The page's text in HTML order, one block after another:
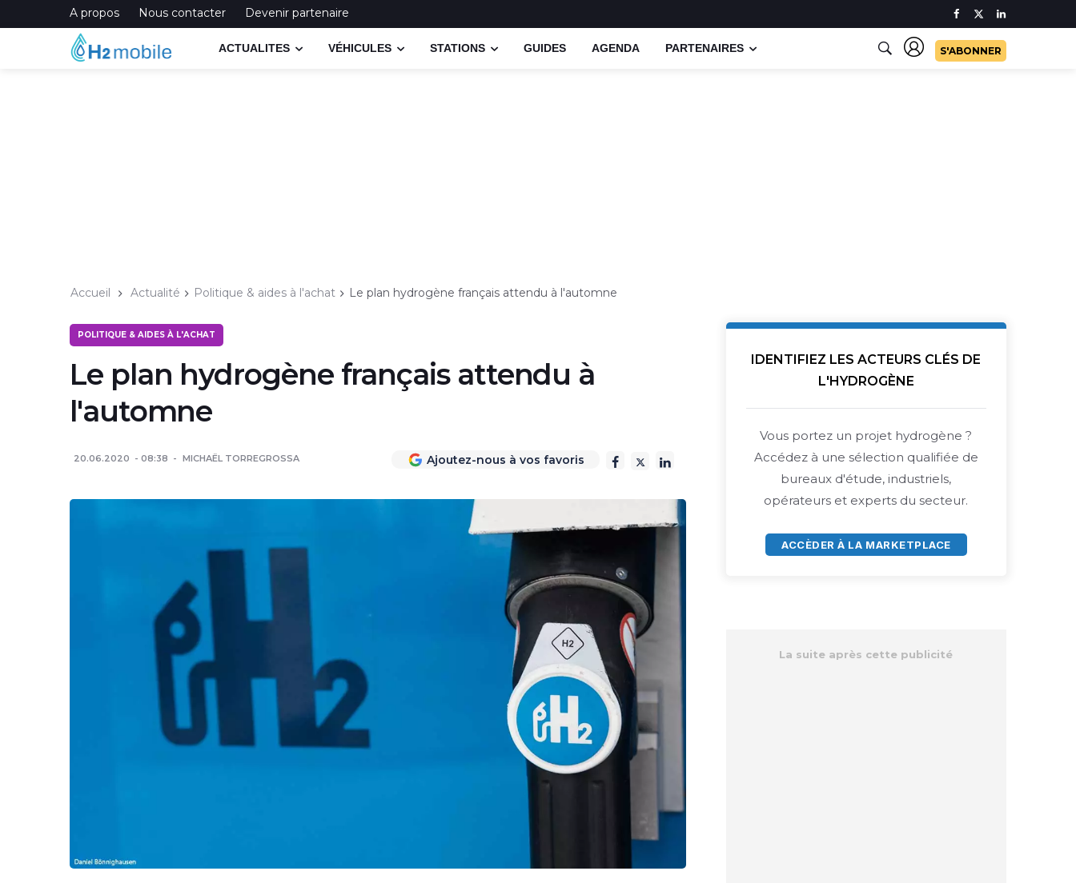
A propos Nous contacter Devenir partenaire
ACTUALITES VÉHICULES STATIONS GUIDES AGENDA PARTENAIRES S'ABONNER
Accueil Actualité Politique & aides à l'achat Le plan hydrogène français attendu à l'automne
POLITIQUE & AIDES À L'ACHAT
Le plan hydrogène français attendu à
l'automne
20.06.2020 08:38 MICHAËL TORREGROSSA Ajoutez-nous à vos favoris
IDENTIFIEZ LES ACTEURS CLÉS DE
L'HYDROGÈNE
Vous portez un projet hydrogène ?
Accédez à une sélection qualifiée de
bureaux d'étude, industriels,
opérateurs et experts du secteur.
ACCÈDER À LA MARKETPLACE